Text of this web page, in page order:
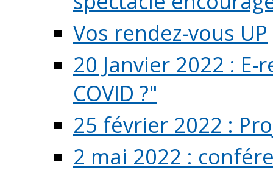
Vos rendez-vous UP
20 Janvier 2022 :
COVID ?"
25 février 2022 :
2 mai 2022 :